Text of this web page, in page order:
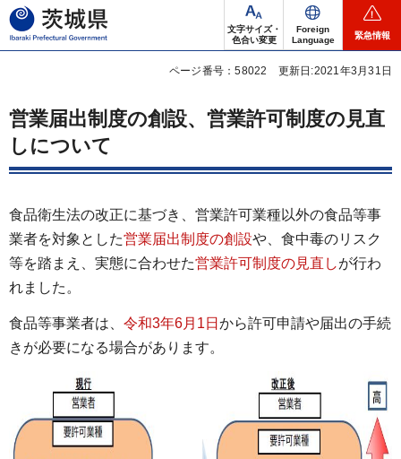
茨城県
文字サイズ・
色合い変更
Foreign
Language
緊急情報
ページ番号：58022 更新日:2021年3月31日
営業届出制度の創設、営業許可制度の見直
しについて
食品衛生法の改正に基づき、営業許可業種以外の食品等事
業者を対象とした営業届出制度の創設や、食中毒のリスク
等を踏まえ、実態に合わせた営業許可制度の見直 しが行わ
れました。
食品等事業者は、 令和3年6月1日 から許可申請や届出の手続
きが必要になる場合があります。